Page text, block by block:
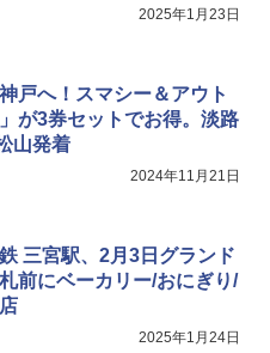
2025年1月23日
戸へ！スマシー＆アウト
が3券セットでお得。淡路
山発着
2024年11月21日
三宮駅、2月3日グランド
前にベーカリー/おにぎり/
2025年1月24日